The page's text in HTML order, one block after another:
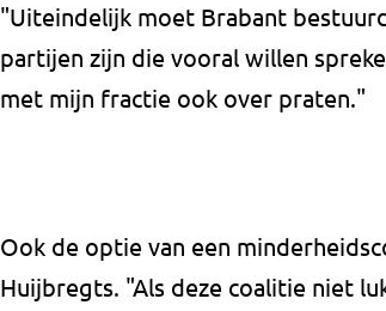
"Uiteindelijk moet Brabant
partijen zijn die vooral willen
met mijn fractie ook over praten."
Ook de optie van een
Huijbregts. "Als deze coalitie niet